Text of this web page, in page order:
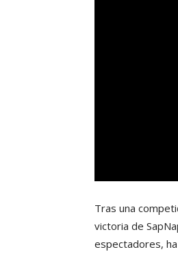
Tras una
victoria de
espectadores,